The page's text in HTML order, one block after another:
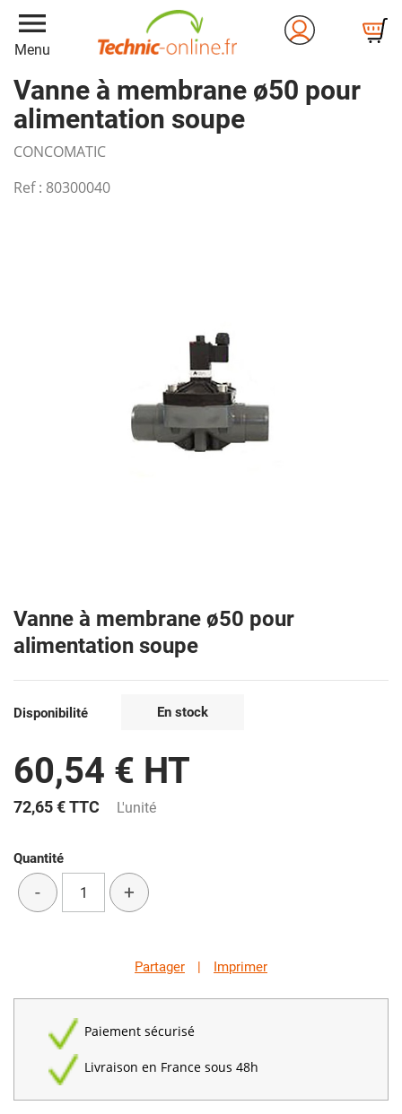
menu
Menu
Vanne à membrane ø50 pour
alimentation soupe
CONCOMATIC
Ref : 80300040
Vanne à membrane ø50 pour
alimentation soupe
Disponibilité En stock
60,54 € HT
72,65 €TTC L'unité
Quantité
- +
Partager | Imprimer
Paiement sécurisé
Livraison en France sous 48h